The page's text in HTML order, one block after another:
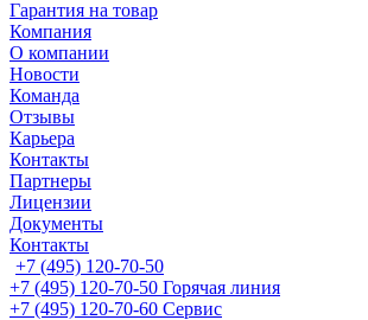
Гарантия на товар
Компания
О компании
Новости
Команда
Отзывы
Карьера
Контакты
Партнеры
Лицензии
Документы
Контакты
+7 (495) 120-70-50
+7 (495) 120-70-50 Горячая линия
+7 (495) 120-70-60 Сервис